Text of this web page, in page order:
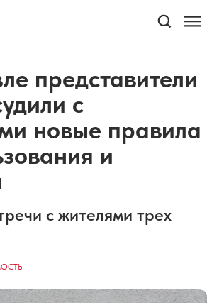
представители
с
новые правила
и
с жителями трех